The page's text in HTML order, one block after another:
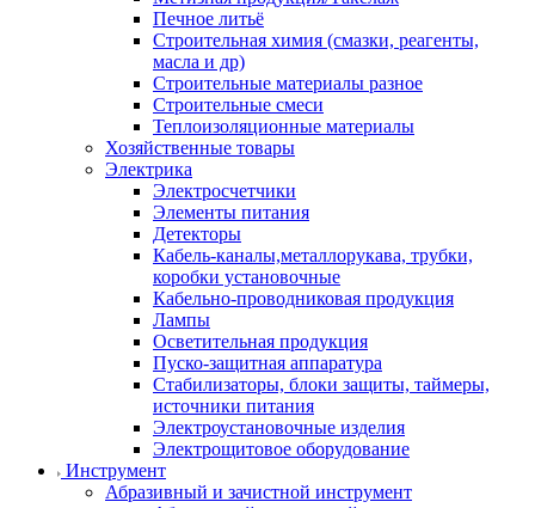
Печное литьё
Строительная химия (смазки, реагенты,
масла и др)
Строительные материалы разное
Строительные смеси
Теплоизоляционные материалы
Хозяйственные товары
Электрика
Электросчетчики
Элементы питания
Детекторы
Кабель-каналы,металлорукава, трубки,
коробки установочные
Кабельно-проводниковая продукция
Лампы
Осветительная продукция
Пуско-защитная аппаратура
Стабилизаторы, блоки защиты, таймеры,
источники питания
Электроустановочные изделия
Электрощитовое оборудование
Инструмент
Абразивный и зачистной инструмент